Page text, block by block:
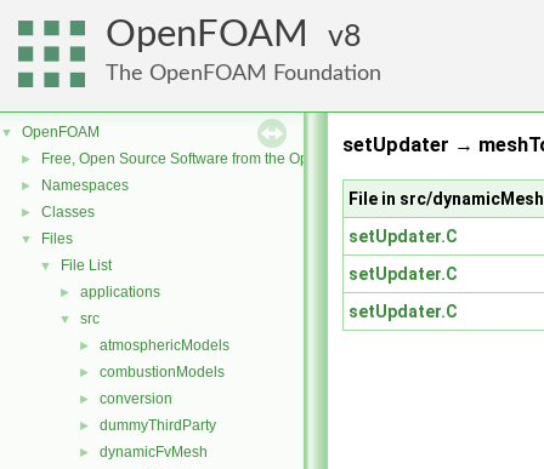
OpenFOAM 8
The OpenFOAM Foundation
▼ OpenFOAM
► Free, Open Source Software from the OpenFOAM Foundation
► Namespaces
► Classes
▼ Files
▼ File List
► applications
▼ src
► atmosphericModels
► combustionModels
► conversion
► dummyThirdParty
► dynamicFvMesh
setUpdater →
File in src/
setUpdater.C
setUpdater.C
setUpdater.C